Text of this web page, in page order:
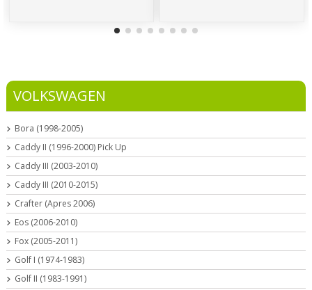
VOLKSWAGEN
Bora (1998-2005)
Caddy II (1996-2000) Pick Up
Caddy III (2003-2010)
Caddy III (2010-2015)
Crafter (Apres 2006)
Eos (2006-2010)
Fox (2005-2011)
Golf I (1974-1983)
Golf II (1983-1991)